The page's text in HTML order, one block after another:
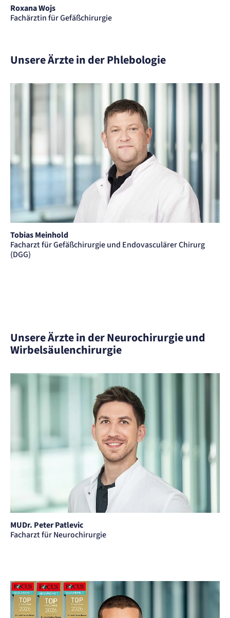
Roxana Wojs
Fachärztin für Gefäßchirurgie
Unsere Ärzte in der Phlebologie
Tobias Meinhold
Facharzt für Gefäßchirurgie und Endovasculärer Chirurg
(DGG)
Unsere Ärzte in der Neurochirurgie und
Wirbelsäulenchirurgie
MUDr. Peter Patlevic
Facharzt für Neurochirurgie